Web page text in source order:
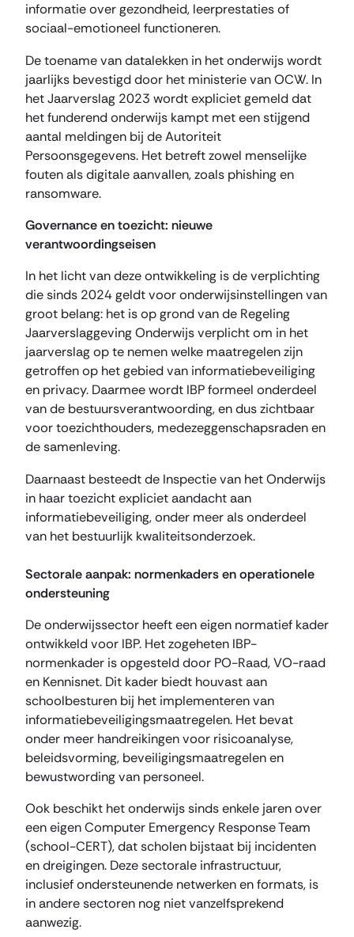
informatie over gezondheid, leerprestaties of
sociaal-emotioneel functioneren.
De toename van datalekken in het onderwijs wordt
jaarlijks bevestigd door het ministerie van OCW. In
het Jaarverslag 2023 wordt expliciet gemeld dat
het funderend onderwijs kampt met een stijgend
aantal meldingen bij de Autoriteit
Persoonsgegevens. Het betreft zowel menselijke
fouten als digitale aanvallen, zoals phishing en
ransomware.
Governance en toezicht: nieuwe
verantwoordingseisen
In het licht van deze ontwikkeling is de verplichting
die sinds 2024 geldt voor onderwijsinstellingen van
groot belang: het is op grond van de Regeling
Jaarverslaggeving Onderwijs verplicht om in het
jaarverslag op te nemen welke maatregelen zijn
getroffen op het gebied van informatiebeveiliging
en privacy. Daarmee wordt IBP formeel onderdeel
van de bestuursverantwoording, en dus zichtbaar
voor toezichthouders, medezeggenschapsraden en
de samenleving.
Daarnaast besteedt de Inspectie van het Onderwijs
in haar toezicht expliciet aandacht aan
informatiebeveiliging, onder meer als onderdeel
van het bestuurlijk kwaliteitsonderzoek.
Sectorale aanpak: normenkaders en operationele
ondersteuning
De onderwijssector heeft een eigen normatief kader
ontwikkeld voor IBP. Het zogeheten IBP-
normenkader is opgesteld door PO-Raad, VO-raad
en Kennisnet. Dit kader biedt houvast aan
schoolbesturen bij het implementeren van
informatiebeveiligingsmaatregelen. Het bevat
onder meer handreikingen voor risicoanalyse,
beleidsvorming, beveiligingsmaatregelen en
bewustwording van personeel.
Ook beschikt het onderwijs sinds enkele jaren over
een eigen Computer Emergency Response Team
(school-CERT), dat scholen bijstaat bij incidenten
en dreigingen. Deze sectorale infrastructuur,
inclusief ondersteunende netwerken en formats, is
in andere sectoren nog niet vanzelfsprekend
aanwezig.